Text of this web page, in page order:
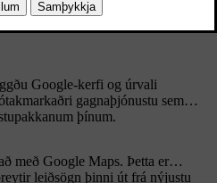
Google-kerfi og úrvali
gagnaþjónustu sem
þínum.
með Google Maps. Þetta er
leiðsögn þinni út frá nýjustu